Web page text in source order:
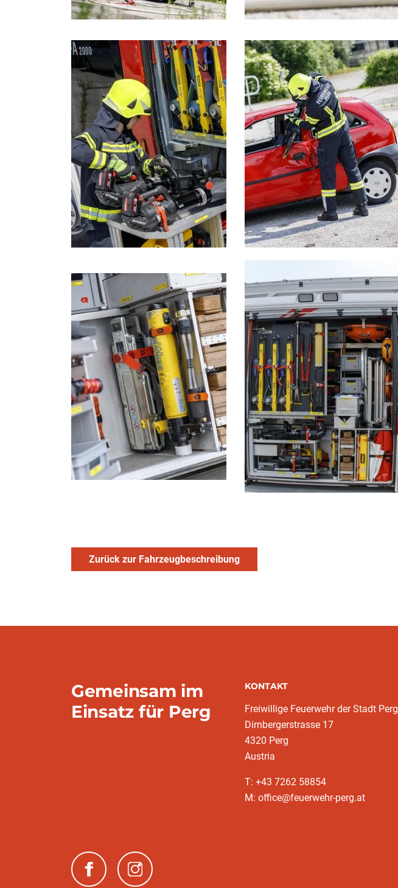
Zurück zur Fahrzeugbeschreibung
Gemeinsam im
Einsatz für Perg
KONTAKT
Freiwillige Feuerwehr der Stadt Perg
Dirnbergerstrasse 17
4320 Perg
Austria
T: +43 7262 58854
M: office@feuerwehr-perg.at
(neues Fenster)(neues Fenster)